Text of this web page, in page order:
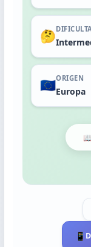
POR ACTIVIDAD
Siembra
Trasplante
🤔
🇪🇺ORIGEN
Europa
📱